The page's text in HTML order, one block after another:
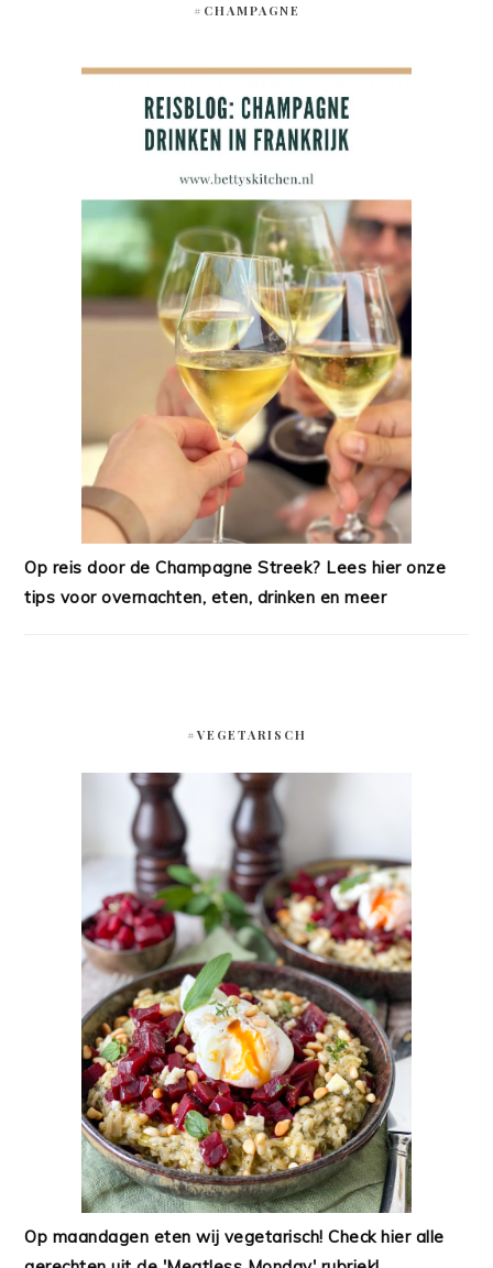
#CHAMPAGNE
Op reis door de Champagne Streek? Lees hier onze
tips voor overnachten, eten, drinken en meer
#VEGETARISCH
Op maandagen eten wij vegetarisch! Check hier alle